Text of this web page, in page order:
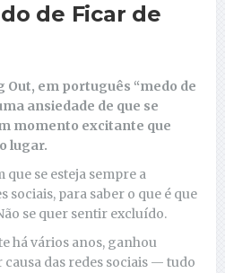
de Ficar de
Out, em português “medo de
ansiedade de que se
momento excitante que
lugar.
que se esteja sempre a
sociais, para saber o que é que
se quer sentir excluído.
há vários anos, ganhou
das redes sociais — tudo